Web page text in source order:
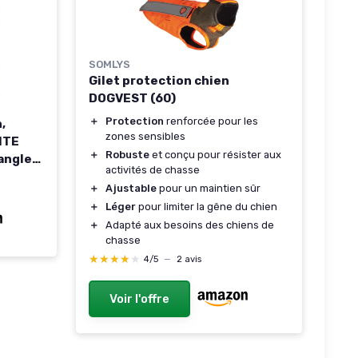
L
SOMLYS
Gilet protection chien
DOGVEST (60)
＋ Protection renforcée pour les
zones sensibles
＋
Robuste et conçu pour résister aux
activités de chasse
＋
Ajustable pour un maintien sûr
＋
Léger pour limiter la gêne du chien
＋
Adapté aux besoins des chiens de
chasse
★★★★★
★★★★★ 4/5 — 2 avis
Voir l'offre